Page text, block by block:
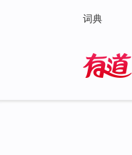
词典